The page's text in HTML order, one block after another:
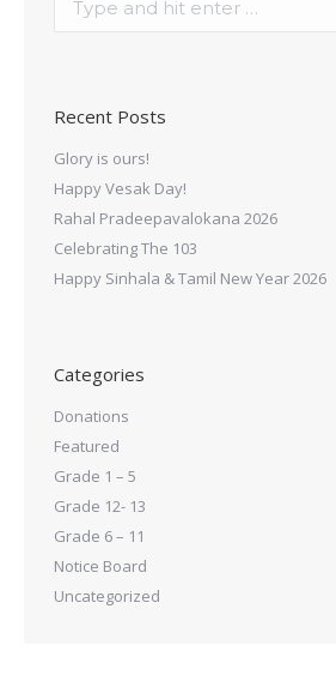
Recent Posts
Glory is ours!
Happy Vesak Day!
Rahal Pradeepavalokana 2026
Celebrating The 103
Happy Sinhala & Tamil New Year 2026
Categories
Donations
Featured
Grade 1 – 5
Grade 12- 13
Grade 6 – 11
Notice Board
Uncategorized